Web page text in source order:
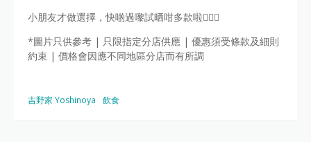
小朋友才做選擇，快啲過嚟試晒咁多款啦🏃🏻‍♂️
*圖片只供參考 | 只限指定分店供應 | 優惠須受條款及細則
約束 | 價格會因應不同地區分店而有所調
吉野家 Yoshinoya 飲食